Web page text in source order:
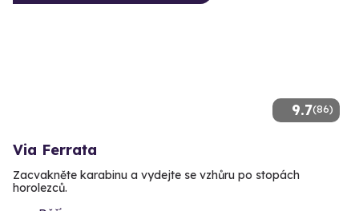
9.7(86)
Via Ferrata
Zacvakněte karabinu a vydejte se vzhůru po stopách
horolezců.